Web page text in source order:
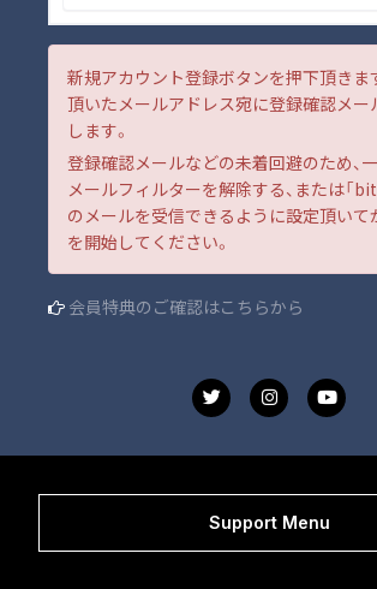
新規アカウント登録ボタンを押下頂きま
頂いたメールアドレス宛に登録確認メー
します。
登録確認メールなどの未着回避のため、
メールフィルターを解除する、または「
のメールを受信できるように設定頂いて
を開始してください。
会員特典のご確認はこちらから
Support Menu